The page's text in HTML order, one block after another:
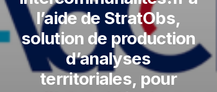
l’aide de StratObs,
solution de production
d’analyses
territoriales, pour